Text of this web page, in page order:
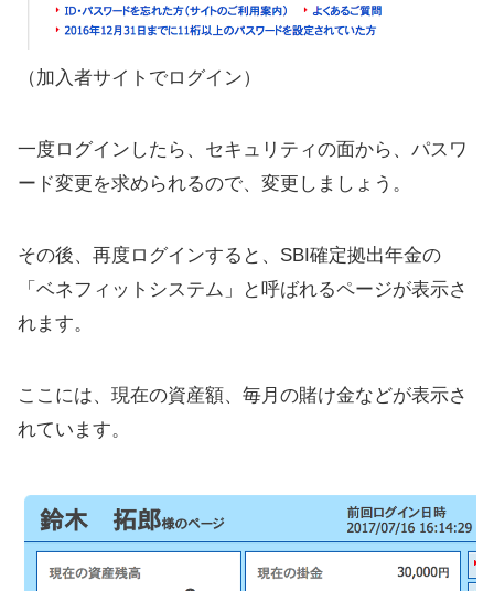
（加入者サイトでログイン）
一度ログインしたら、セキュリティの面から、パスワ
ード変更を求められるので、変更しましょう。
その後、再度ログインすると、SBI確定拠出年金の
「ベネフィットシステム」と呼ばれるページが表示さ
れます。
ここには、現在の資産額、毎月の賭け金などが表示さ
れています。